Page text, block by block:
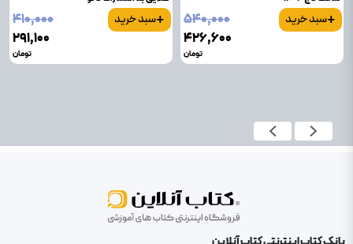
+سبد خرید
۵۴۰٬۰۰۰
۴۲۶٬۶۰۰
تومان
+سبد خرید
۴۱۰٬۰۰۰
۲۹۱٬۱۰۰
تومان